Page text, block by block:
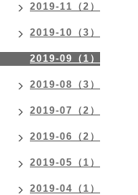
2019-11（2）
2019-10（3）
2019-09（1）
2019-08（3）
2019-07（2）
2019-06（2）
2019-05（1）
2019-04（1）